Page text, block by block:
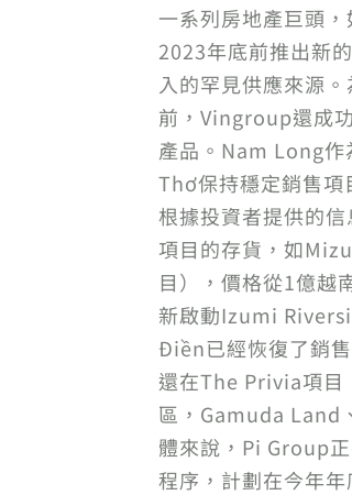
一系列房地產巨頭
2023年底前推出新
入的罕見供應來源
前，Vingroup還成
產品。Nam Long作
Thơ保持穩定銷售項
根據投資者提供的
項目的存貨，如
目），價格從1億
新啟動Izumi
Điền已經恢復了銷
還在The Privia項目
區，Gamuda Land
體來說，Pi Group
程序，計劃在今年